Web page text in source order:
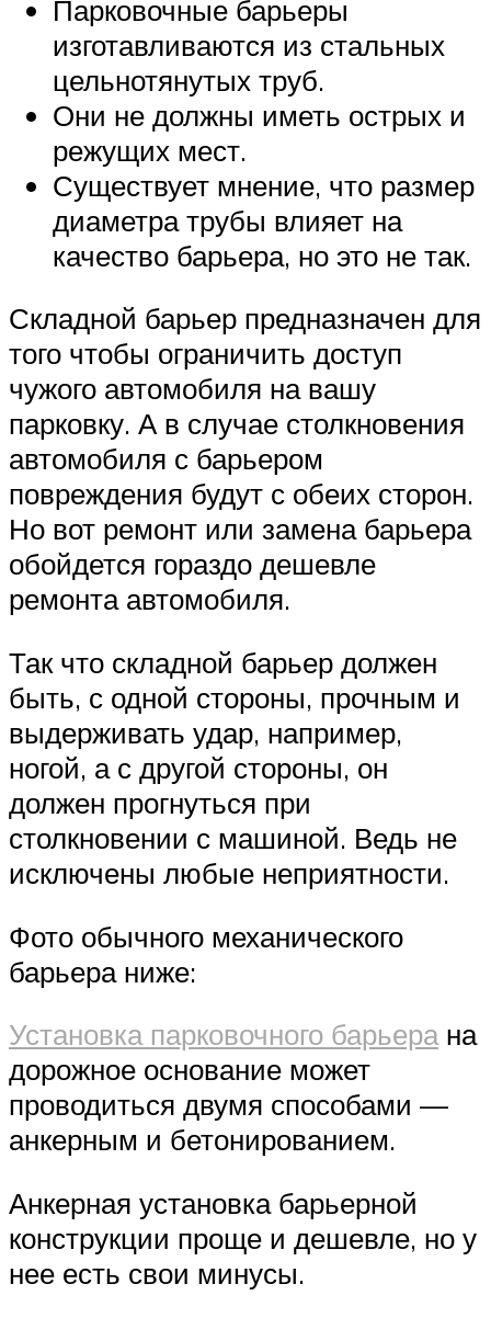
Парковочные барьеры
изготавливаются из стальных
цельнотянутых труб.
Они не должны иметь острых и
режущих мест.
Существует мнение, что размер
диаметра трубы влияет на
качество барьера, но это не так.
Складной барьер предназначен для
того чтобы ограничить доступ
чужого автомобиля на вашу
парковку. А в случае столкновения
автомобиля с барьером
повреждения будут с обеих сторон.
Но вот ремонт или замена барьера
обойдется гораздо дешевле
ремонта автомобиля.
Так что складной барьер должен
быть, с одной стороны, прочным и
выдерживать удар, например,
ногой, а с другой стороны, он
должен прогнуться при
столкновении с машиной. Ведь не
исключены любые неприятности.
Фото обычного механического
барьера ниже:
Установка парковочного барьерана
дорожное основание может
проводиться двумя способами —
анкерным и бетонированием.
Анкерная установка барьерной
конструкции проще и дешевле, но у
нее есть свои минусы.